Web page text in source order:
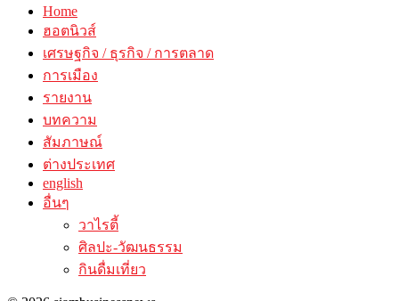
Home
ฮอตนิวส์
เศรษฐกิจ / ธุรกิจ / การตลาด
การเมือง
รายงาน
บทความ
สัมภาษณ์
ต่างประเทศ
english
อื่นๆ
วาไรตี้
ศิลปะ-วัฒนธรรม
กินดื่มเที่ยว